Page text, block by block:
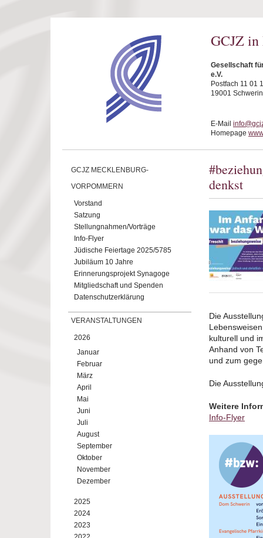
GCJZ in
Gesellschaft
e.V.
Postfach 11 01
19001 Schwerin
E-Mail
Homepage
GCJZ MECKLENBURG-
VORPOMMERN
Vorstand
Satzung
Stellungnahmen/Vorträge
Info-Flyer
Jüdische Feiertage 2025/5785
Jubiläum 10 Jahre
Erinnerungsprojekt Synagoge
Mitgliedschaft und Spenden
Datenschutzerklärung
VERANSTALTUNGEN
2026
Januar
Februar
März
April
Mai
Juni
Juli
August
September
Oktober
November
Dezember
2025
2024
2023
denkst
Die
kulturell und
Anhand von
und zum
Die
Weitere
Info-Flyer